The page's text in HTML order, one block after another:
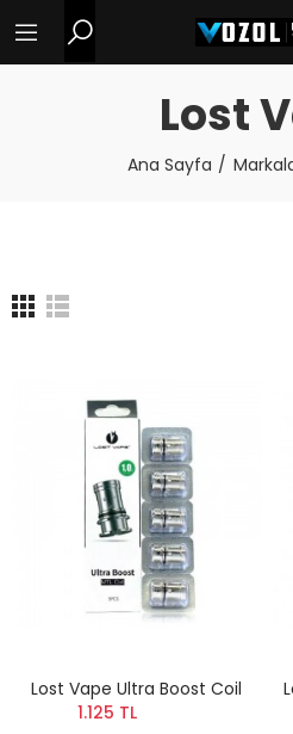
Lost
Ana Sayfa
Lost Vape Ultra Boost Coil
1.125 TL